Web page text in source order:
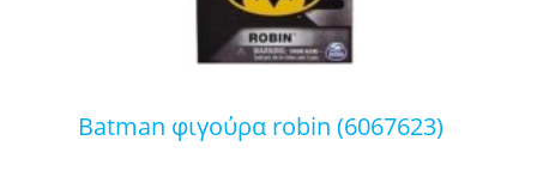
batman φιγούρα robin (6067623)